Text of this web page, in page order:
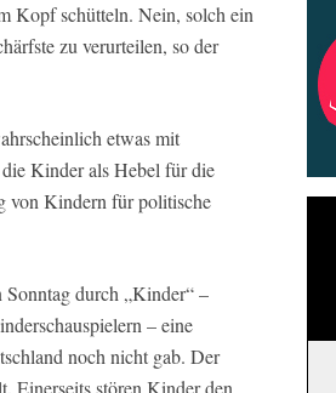
Kopf schütteln. Nein, solch ein
zu verurteilen, so der
etwas mit
Kinder als Hebel für die
von Kindern für politische
Sonntag durch „Kinder“ –
– eine
noch nicht gab. Der
Einerseits stören Kinder den